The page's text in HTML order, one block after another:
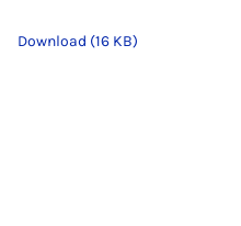
Download (16 KB)